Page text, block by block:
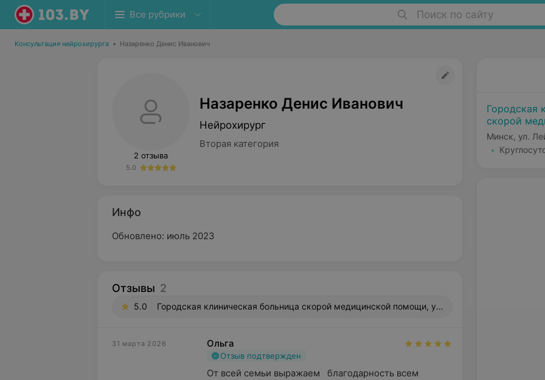
Все рубрики Поиск по сайту
Консультация нейрохирурга • Назаренко Денис Иванович
2 отзыва
5.0
Назаренко Денис Иванович
Нейрохирург
Вторая категория
Инфо
Обновлено: июль 2023
Отзывы 2
5.0 Городская клиническая больница скорой медицинской помощи, ул. Лейтенанта
31 марта 2026 Ольга
Отзыв подтвержден
От всей семьи выражаем   благодарность всем
Городская
скорой
Минск, ул.